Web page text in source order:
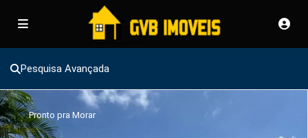
Pesquisa Avançada
Pronto pra Morar